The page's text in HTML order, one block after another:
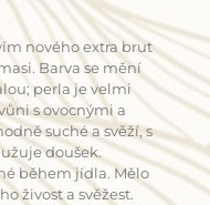
nového extra brut
Barva se mění
perla je velmi
s ovocnými a
suché a svěží, s
doušek.
během jídla. Mělo
živost a svěžest.